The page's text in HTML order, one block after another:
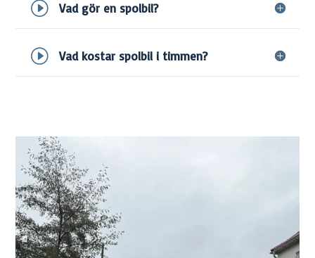
Vad gör en spolbil?
Vad kostar spolbil i timmen?